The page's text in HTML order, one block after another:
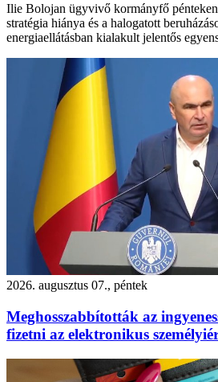
Ilie Bolojan ügyvivő kormányfő
stratégia hiánya és a halogatott
energiaellátásban kialakult jelentős
2026. augusztus 07., péntek
Meghosszabbították az
fizetni az elektronikus